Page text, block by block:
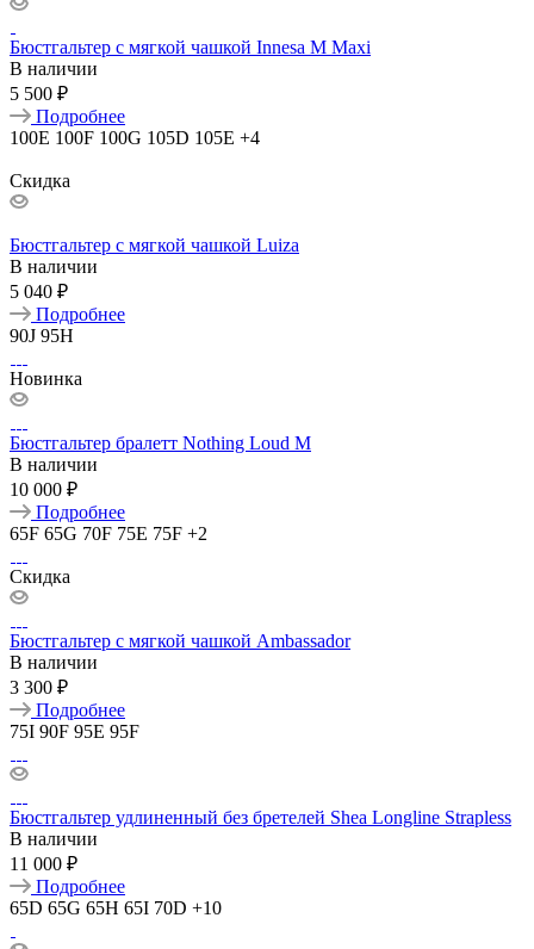
Бюстгальтер с мягкой чашкой Innesa M Maxi
В наличии
5 500 ₽
Подробнее
100E 100F 100G 105D 105E +4
Скидка
Бюстгальтер с мягкой чашкой Luiza
В наличии
5 040 ₽
Подробнее
90J 95H
Новинка
Бюстгальтер бралетт Nothing Loud M
В наличии
10 000 ₽
Подробнее
65F 65G 70F 75E 75F +2
Скидка
Бюстгальтер с мягкой чашкой Ambassador
В наличии
3 300 ₽
Подробнее
75I 90F 95E 95F
Бюстгальтер удлиненный без бретелей Shea Longline Strapless
В наличии
11 000 ₽
Подробнее
65D 65G 65H 65I 70D +10